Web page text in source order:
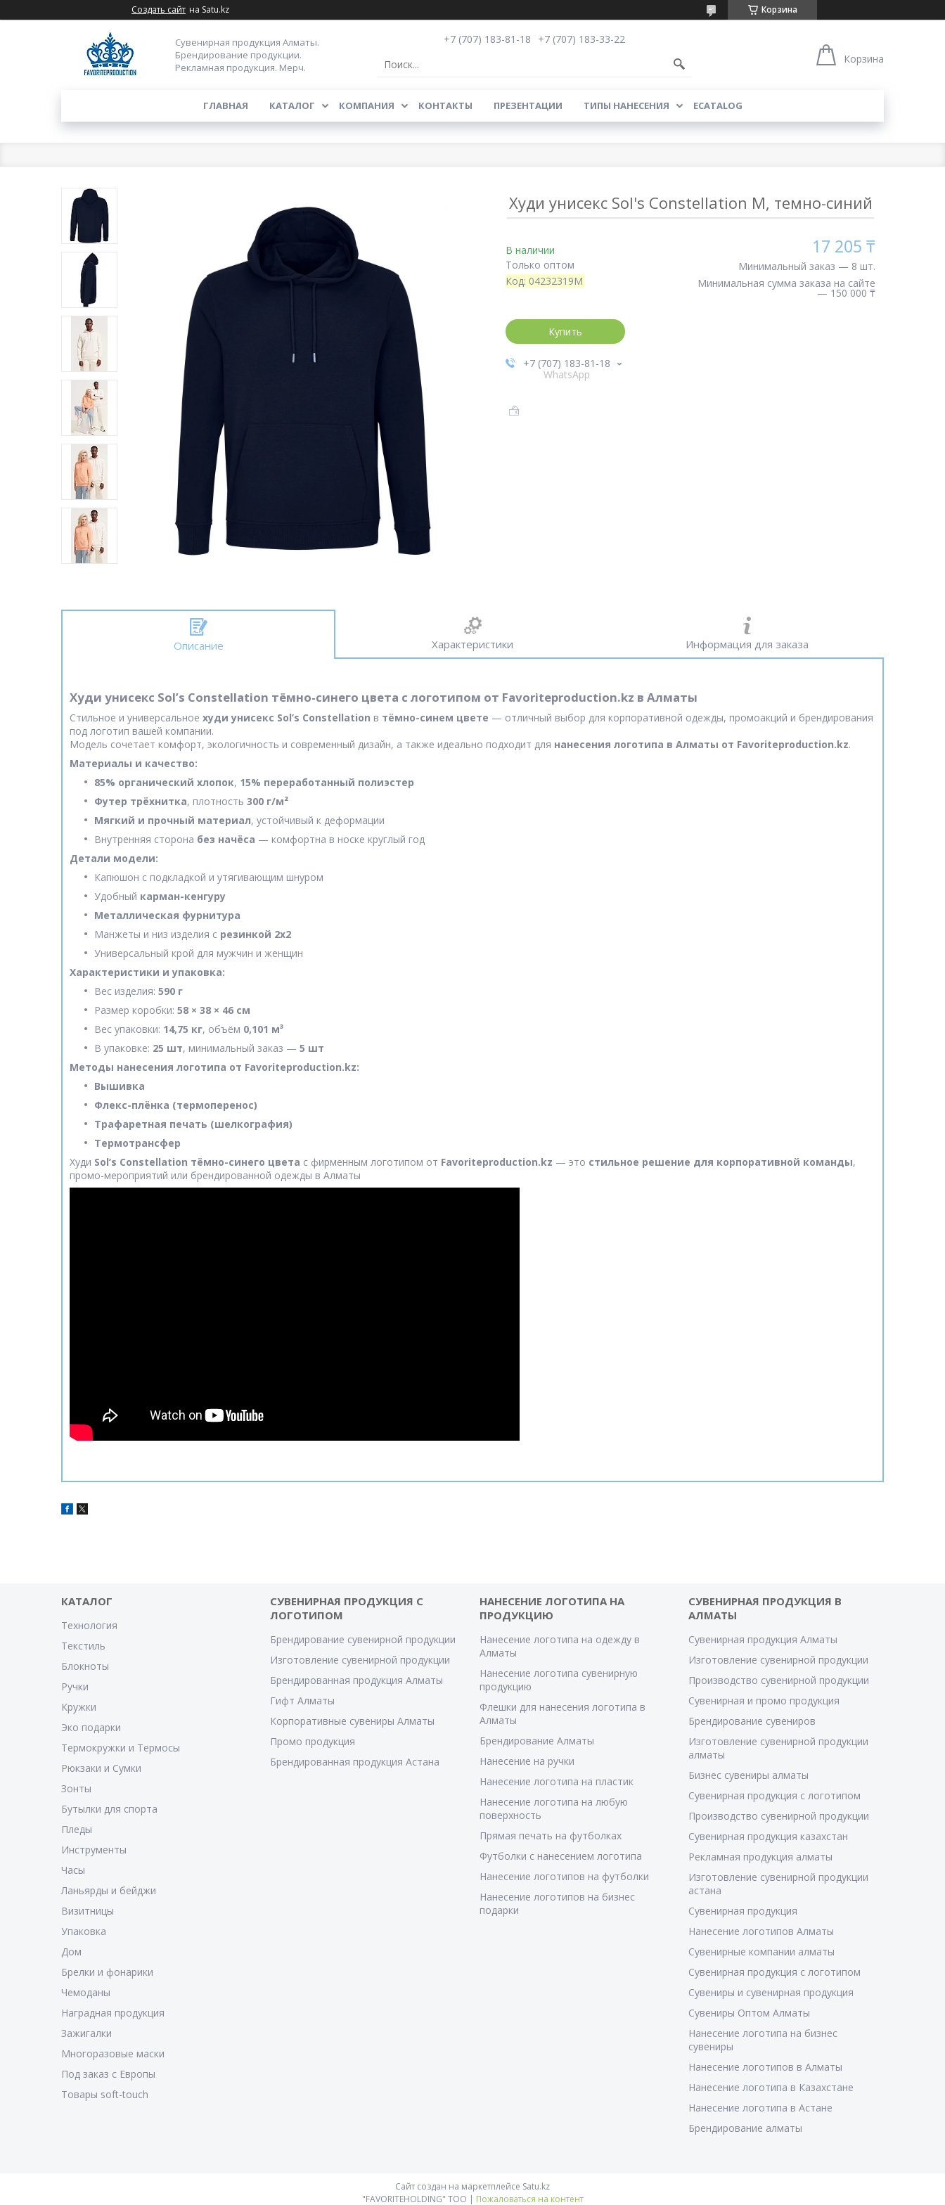
Создать сайт на Satu.kz Корзина
Сувенирная продукция Алматы.
Брендирование продукции.
Рекламная продукция. Мерч.
+7 (707) 183-81-18
+7 (707) 183-33-22
Корзина
ГЛАВНАЯ КАТАЛОГ КОМПАНИЯ КОНТАКТЫ ПРЕЗЕНТАЦИИ ТИПЫ НАНЕСЕНИЯ ECATALOG
Худи унисекс Sol's Constellation M, темно-синий
В наличии
Только оптом
Код: 04232319M
17 205 ₸
Минимальный заказ — 8 шт.
Минимальная сумма заказа на сайте
— 150 000 ₸
Купить
+7 (707) 183-81-18
WhatsApp
Описание Характеристики Информация для заказа
Худи унисекс Sol’s Constellation тёмно-синего цвета с логотипом от Favoriteproduction.kz в Алматы
Стильное и универсальное худи унисекс Sol’s Constellation в тёмно-синем цвете — отличный выбор для корпоративной одежды, промоакций и брендирования
под логотип вашей компании.
Модель сочетает комфорт, экологичность и современный дизайн, а также идеально подходит для нанесения логотипа в Алматы от Favoriteproduction.kz.
Материалы и качество:
85% органический хлопок, 15% переработанный полиэстер
Футер трёхнитка, плотность 300 г/м²
Мягкий и прочный материал, устойчивый к деформации
Внутренняя сторона без начёса — комфортна в носке круглый год
Детали модели:
Капюшон с подкладкой и утягивающим шнуром
Удобный карман-кенгуру
Металлическая фурнитура
Манжеты и низ изделия с резинкой 2х2
Универсальный крой для мужчин и женщин
Характеристики и упаковка:
Вес изделия: 590 г
Размер коробки: 58 × 38 × 46 см
Вес упаковки: 14,75 кг, объём 0,101 м³
В упаковке: 25 шт, минимальный заказ — 5 шт
Методы нанесения логотипа от Favoriteproduction.kz:
Вышивка
Флекс-плёнка (термоперенос)
Трафаретная печать (шелкография)
Термотрансфер
Худи Sol’s Constellation тёмно-синего цвета с фирменным логотипом от Favoriteproduction.kz — это стильное решение для корпоративной команды,
промо-мероприятий или брендированной одежды в Алматы
КАТАЛОГ
Технология
Текстиль
Блокноты
Ручки
Кружки
Эко подарки
Термокружки и Термосы
Рюкзаки и Сумки
Зонты
Бутылки для спорта
Пледы
Инструменты
Часы
Ланьярды и бейджи
Визитницы
Упаковка
Дом
Брелки и фонарики
Чемоданы
Наградная продукция
Зажигалки
Многоразовые маски
Под заказ с Европы
Товары soft-touch
СУВЕНИРНАЯ ПРОДУКЦИЯ С
ЛОГОТИПОМ
Брендирование сувенирной продукции
Изготовление сувенирной продукции
Брендированная продукция Алматы
Гифт Алматы
Корпоративные сувениры Алматы
Промо продукция
Брендированная продукция Астана
НАНЕСЕНИЕ ЛОГОТИПА НА
ПРОДУКЦИЮ
Нанесение логотипа на одежду в
Алматы
Нанесение логотипа сувенирную
продукцию
Флешки для нанесения логотипа в
Алматы
Брендирование Алматы
Нанесение на ручки
Нанесение логотипа на пластик
Нанесение логотипа на любую
поверхность
Прямая печать на футболках
Футболки с нанесением логотипа
Нанесение логотипов на футболки
Нанесение логотипов на бизнес
подарки
СУВЕНИРНАЯ ПРОДУКЦИЯ В
АЛМАТЫ
Сувенирная продукция Алматы
Изготовление сувенирной продукции
Производство сувенирной продукции
Сувенирная и промо продукция
Брендирование сувениров
Изготовление сувенирной продукции
алматы
Бизнес сувениры алматы
Сувенирная продукция с логотипом
Производство сувенирной продукции
Сувенирная продукция казахстан
Рекламная продукция алматы
Изготовление сувенирной продукции
астана
Сувенирная продукция
Нанесение логотипов Алматы
Сувенирные компании алматы
Сувенирная продукция с логотипом
Сувениры и сувенирная продукция
Сувениры Оптом Алматы
Нанесение логотипа на бизнес
сувениры
Нанесение логотипов в Алматы
Нанесение логотипа в Казахстане
Нанесение логотипа в Астане
Брендирование алматы
Сайт создан на маркетплейсе Satu.kz
"FAVORITEHOLDING" TOO | Пожаловаться на контент